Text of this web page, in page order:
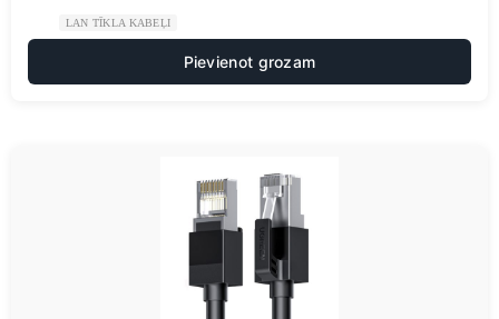
LAN TĪKLA KABEĻI
Pievienot grozam